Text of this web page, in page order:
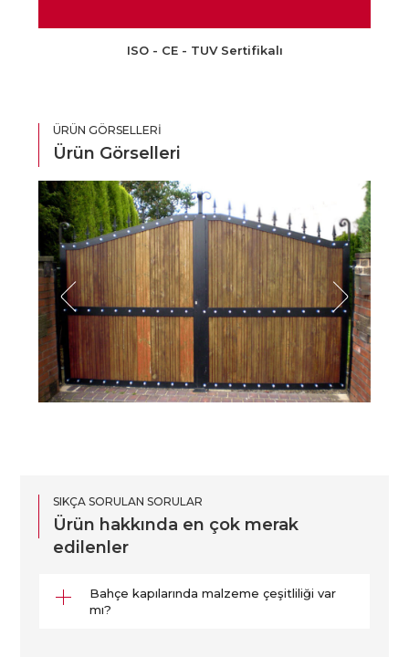
ISO - CE - TUV Sertifikalı
ÜRÜN GÖRSELLERI
Ürün Görselleri
SIKÇA SORULAN SORULAR
Ürün hakkında en çok merak
edilenler
Bahçe kapılarında malzeme çeşitliliği var
mı?